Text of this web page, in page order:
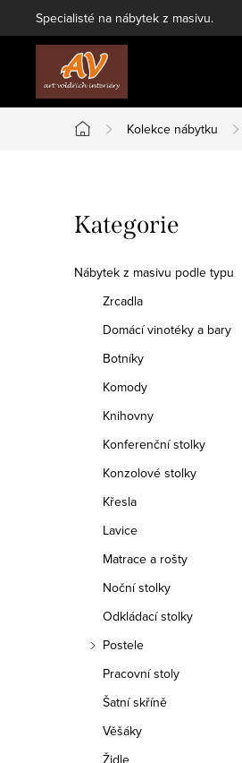
na
Specialisté na nábytek z masivu.
Domů
Kolekce nábytku
o
s
Přeskočit
kategorie
Kategorie
Nábytek z masivu podle typu
Zrcadla
Domácí vinotéky a bary
Botníky
Komody
Knihovny
Konferenční stolky
Konzolové stolky
Křesla
Lavice
Matrace a rošty
Noční stolky
Odkládací stolky
Postele
Pracovní stoly
Šatní skříně
Věšáky
Židle